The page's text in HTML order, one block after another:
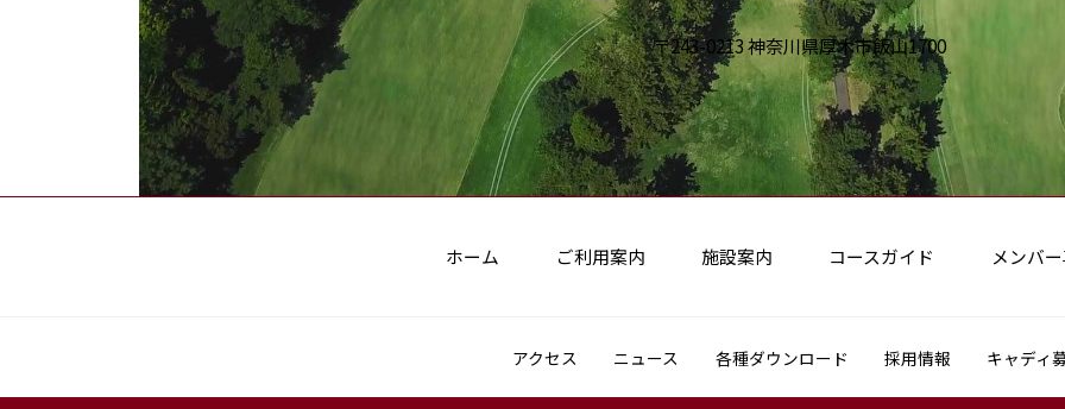
〒243-0213 神奈川県厚木市飯山1700
ホーム ご利用案内 施設案内 コースガイド メンバ
アクセス ニュース 各種ダウンロード 採用情報 キャディ